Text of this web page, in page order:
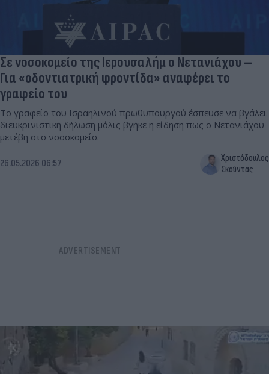
Σε νοσοκομείο της Ιερουσαλήμ ο Νετανιάχου –
Για «οδοντιατρική φροντίδα» αναφέρει το
γραφείο του
Το γραφείο του Ισραηλινού πρωθυπουργού έσπευσε να βγάλει
διευκρινιστική δήλωση μόλις βγήκε η είδηση πως ο Νετανιάχου
μετέβη στο νοσοκομείο.
26.05.2026 06:57
Χριστόδουλος
Σκούντας